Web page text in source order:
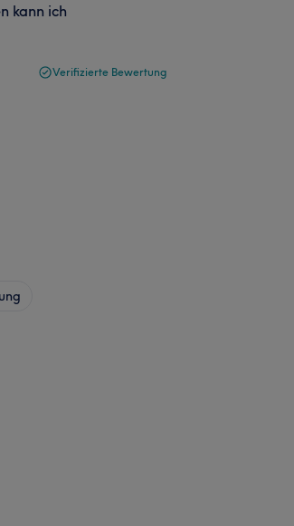
kann ich
Verifizierte Bewertung